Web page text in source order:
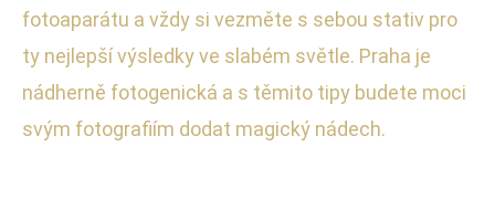
fotoaparátu a vždy si vezměte s sebou stativ pro
ty nejlepší výsledky ve slabém světle. Praha je
nádherně fotogenická a s těmito tipy budete moci
svým fotografiím dodat magický nádech.